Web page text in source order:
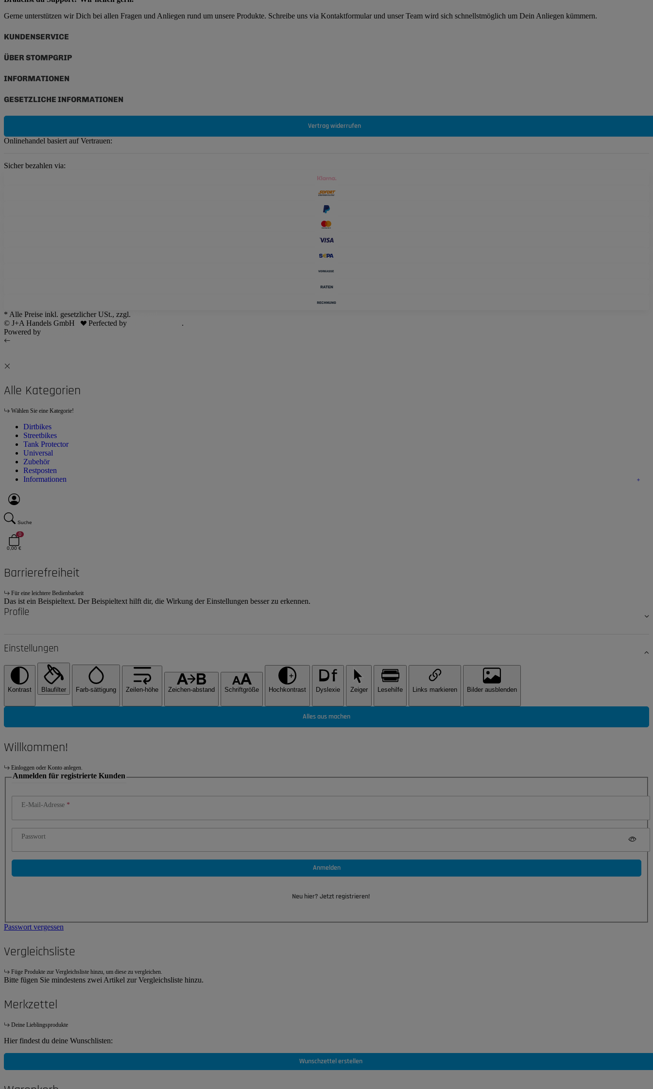
Gerne unterstützen wir Dich bei allen Fragen und Anliegen rund um unsere Produkte. Schreibe uns via Kontaktformular und unser Team wird sich schnellstmöglich um Dein Anliegen kümmern.
KUNDENSERVICE
ÜBER STOMPGRIP
INFORMATIONEN
GESETZLICHE INFORMATIONEN
Vertrag widerrufen
Onlinehandel basiert auf Vertrauen:
Sicher bezahlen via:
* Alle Preise inkl. gesetzlicher USt., zzgl.
© J+A Handels GmbH
Perfected by
.
Powered by
Alle Kategorien
Wählen Sie eine Kategorie!
Dirtbikes
Streetbikes
Tank Protector
Universal
Zubehör
Restposten
Informationen
Suche
0
0,00 €
Barrierefreiheit
Für eine leichtere Bedienbarkeit
Das ist ein Beispieltext. Der Beispieltext hilft dir, die Wirkung der Einstellungen besser zu erkennen.
Profile
Einstellungen
Kontrast Blaufilter Farb-sättigung Zeilen-höhe Zeichen-abstand Schriftgröße Hochkontrast Dyslexie Zeiger Lesehilfe Links markieren Bilder ausblenden
Alles aus machen
Willkommen!
Einloggen oder Konto anlegen.
Anmelden für registrierte Kunden
E-Mail-Adresse
Passwort
Anmelden
Neu hier? Jetzt registrieren!
Passwort vergessen
Vergleichsliste
Füge Produkte zur Vergleichsliste hinzu, um diese zu vergleichen.
Bitte fügen Sie mindestens zwei Artikel zur Vergleichsliste hinzu.
Merkzettel
Deine Lieblingsprodukte
Hier findest du deine Wunschlisten:
Wunschzettel erstellen